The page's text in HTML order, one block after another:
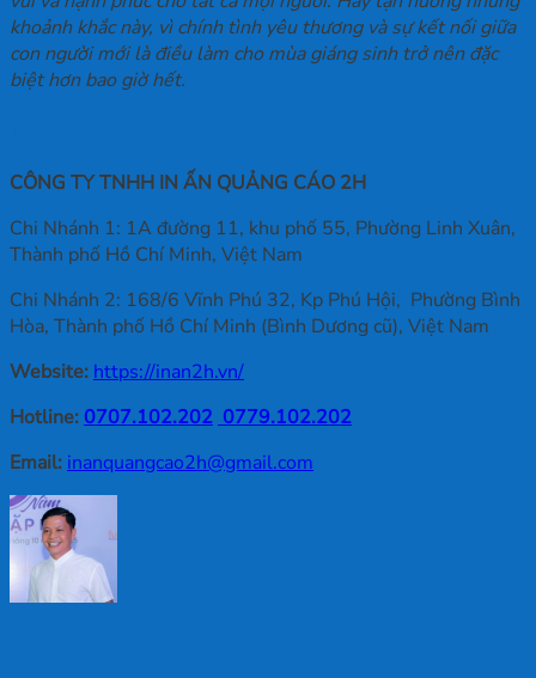
khoảnh khắc này, vì chính tình yêu thương và sự kết nối giữa
con người mới là điều làm cho mùa giáng sinh trở nên đặc
biệt hơn bao giờ hết.
CÔNG TY TNHH IN ẤN QUẢNG CÁO 2H
Chi Nhánh 1: 1A đường 11, khu phố 55, Phường Linh Xuân,
Thành phố Hồ Chí Minh, Việt Nam
Chi Nhánh 2: 168/6 Vĩnh Phú 32, Kp Phú Hội, Phường Bình
Hòa, Thành phố Hồ Chí Minh (Bình Dương cũ), Việt Nam
Website: https://inan2h.vn/
Hotline: 0707.102.202 0779.102.202
Email: inanquangcao2h@gmail.com